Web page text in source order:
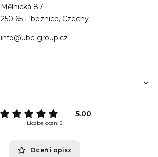
Mělnická 87
250 65 Líbeznice, Czechy
info@ubc-group.cz
5.00
Liczba ocen: 2
Oceń i opisz